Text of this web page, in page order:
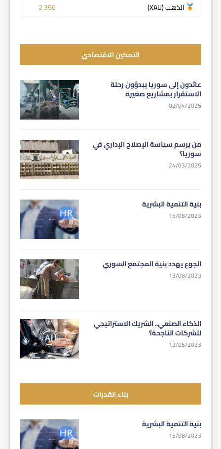
الذهب (XAU)
2,350
التمكين الاقتصادي
عائدون إلى سوريا يبدؤون رحلة
الاستقرار بمشاريع صغيرة
02/04/2025
من يرسم سياسة الإصلاح الإداري في
سوريا؟
24/03/2025
بنية التنمية البشرية
15/08/2023
الجوع يهدد بنية المجتمع السوري
13/08/2023
الذكاء الصنعي.. الشريك الاستراتيجي
للشركات الناجحة؟
12/05/2023
بناء القدرات
بنية التنمية البشرية
15/08/2023